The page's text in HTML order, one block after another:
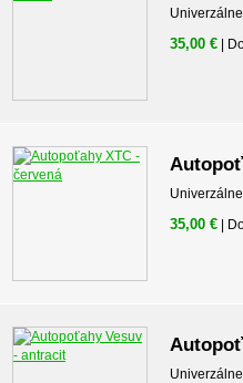
35,00 € |
35,00 € |